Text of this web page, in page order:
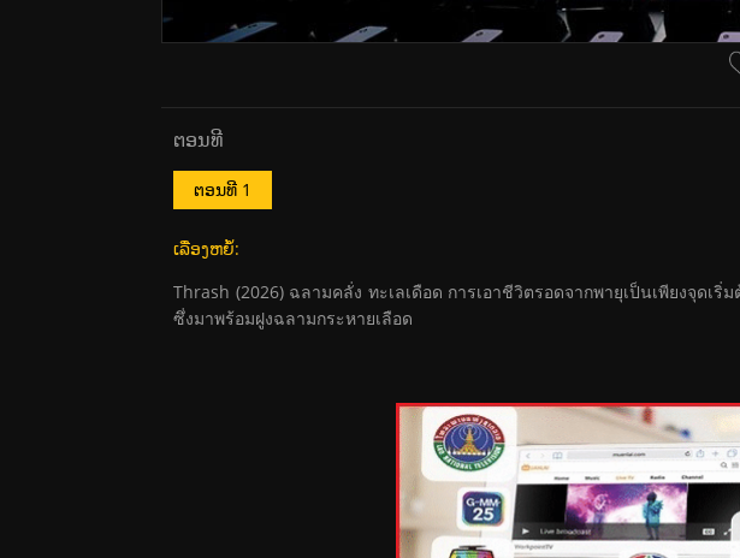
ຕອນທີ
ຕອນທີ 1
ເລື່ອງຫຍໍ້:
Thrash (2026) ฉลามคลั่ง ทะเลเดือด การเอาชีวิตรอดจากพายุเป็นเพียงจุด
ซึ่งมาพร้อมฝูงฉลามกระหายเลือด